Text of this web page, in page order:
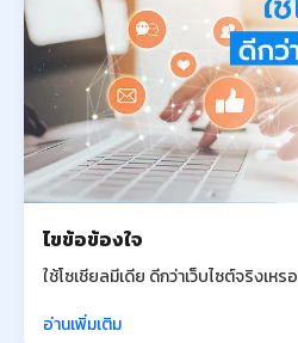
ไขข้อข้องใจ
ใช้โซเชียลมีเดีย ดีกว่าเว็บไซต์จริงเหรอ
อ่านเพิ่มเติม